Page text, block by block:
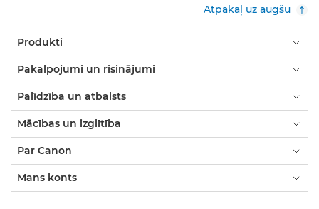
Atpakaļ uz augšu
Produkti
Pakalpojumi un risinājumi
Palīdzība un atbalsts
Mācības un izglītība
Par Canon
Mans konts